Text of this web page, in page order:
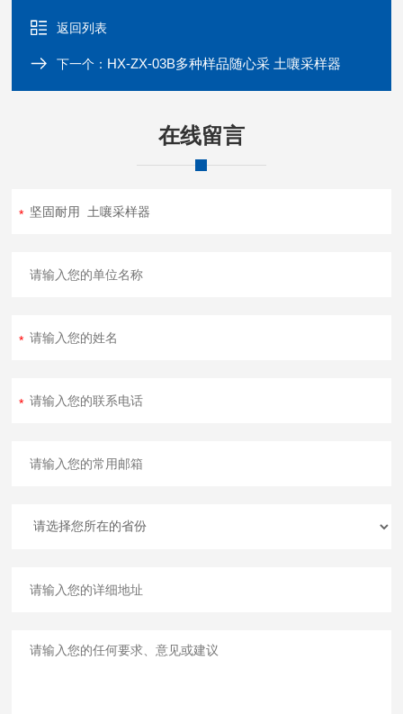
返回列表
下一个： HX-ZX-03B多种样品随心采 土嚷采样器
在线留言